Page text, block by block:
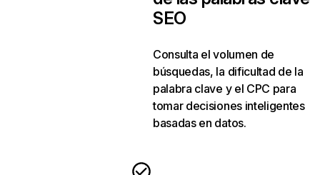
SEO
Consulta el volumen de
búsquedas, la dificultad de la
palabra clave y el CPC para
tomar decisiones inteligentes
basadas en datos.